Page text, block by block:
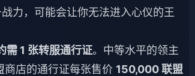
力，可能会让你无法进入心仪的王
需 1 张转服通行证。中等水平的领主
商店的通行证每张售价 150,000 联盟